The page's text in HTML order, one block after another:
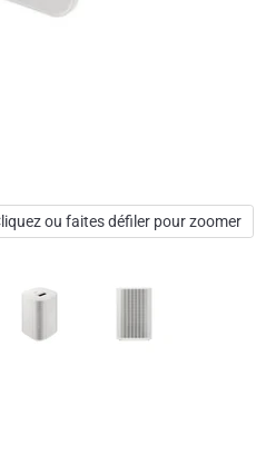
ou faites défiler pour zoomer